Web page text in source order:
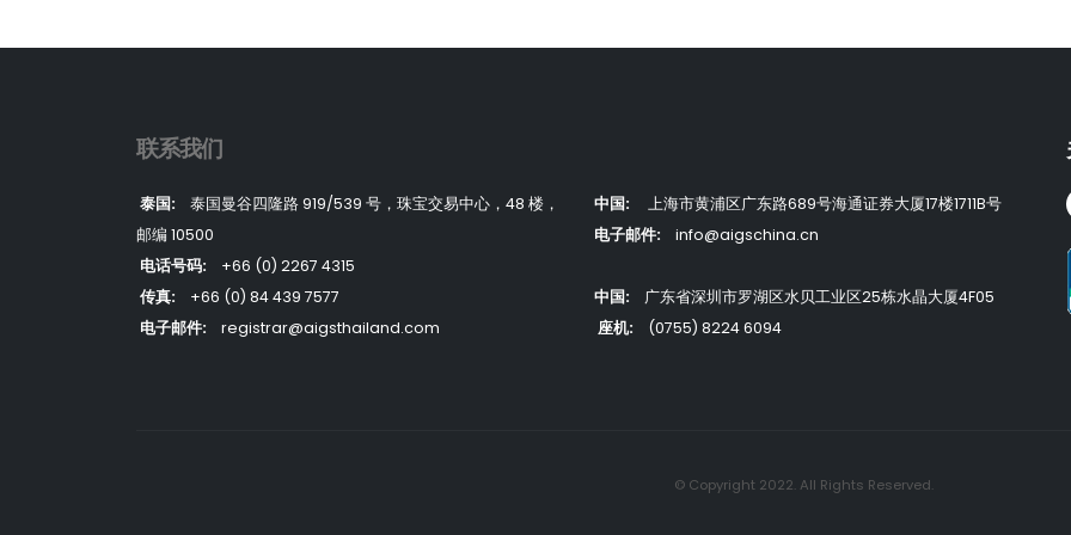
联系我们
泰国:
泰国曼谷四隆路 919/539 号，珠宝交易中心，48 楼，
邮编 10500
电话号码:
+66 (0) 2267 4315
传真:
+66 (0) 84 439 7577
电子邮件:
registrar@aigsthailand.com
中国:
上海市黄浦区广东路689号海通证券大厦17楼1711B号
电子邮件:
info@aigschina.cn
中国:
广东省深圳市罗湖区水贝工业区25栋水晶大厦4F05
座机:
(0755) 8224 6094
© Copyright 2022. All Rights Reserved.